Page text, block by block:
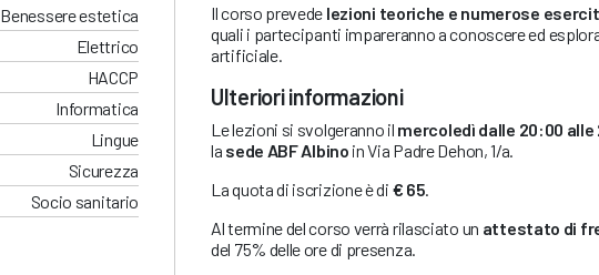
Benessere estetica
Elettrico
HACCP
Informatica
Lingue
Sicurezza
Socio sanitario
Il corso prevede lezioni teoriche e numerose
quali i partecipanti impareranno a conoscere ed
artificiale.
Ulteriori informazioni
Le lezioni si svolgeranno il mercoledì dalle 20:00 alle
la sede ABF Albino in Via Padre Dehon, 1/a.
La quota di iscrizione è di € 65
Al termine del corso verrà rilasciato un attestato di
del 75% delle ore di presenza.